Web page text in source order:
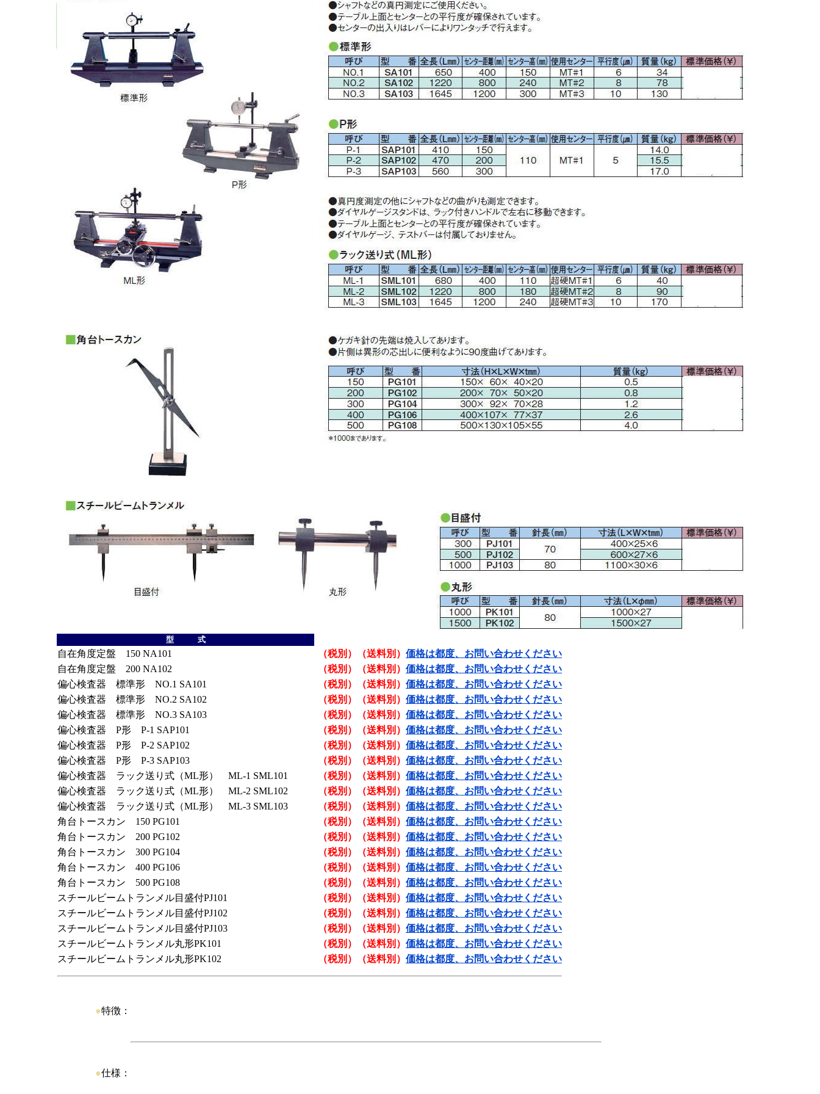
型 式
自在角度定盤 150 NA101 （税別）（送料別） 価格は都度、お問い合わせください
自在角度定盤 200 NA102
（税別）（送料別） 価格は都度、お問い合わせください
偏心検査器 標準形 NO.1 SA101
（税別）（送料別） 価格は都度、お問い合わせください
偏心検査器 標準形 NO.2 SA102
（税別）（送料別） 価格は都度、お問い合わせください
偏心検査器 標準形 NO.3 SA103
（税別）（送料別） 価格は都度、お問い合わせください
偏心検査器 P形 P-1 SAP101
（税別）（送料別） 価格は都度、お問い合わせください
偏心検査器 P形 P-2 SAP102
（税別）（送料別） 価格は都度、お問い合わせください
偏心検査器 P形 P-3 SAP103
（税別）（送料別） 価格は都度、お問い合わせください
偏心検査器 ラック送り式（ML形） ML-1 SML101
（税別）（送料別） 価格は都度、お問い合わせください
偏心検査器 ラック送り式（ML形） ML-2 SML102
（税別）（送料別） 価格は都度、お問い合わせください
偏心検査器 ラック送り式（ML形） ML-3 SML103
（税別）（送料別） 価格は都度、お問い合わせください
角台トースカン 150 PG101
（税別）（送料別） 価格は都度、お問い合わせください
角台トースカン 200 PG102
（税別）（送料別） 価格は都度、お問い合わせください
角台トースカン 300 PG104
（税別）（送料別） 価格は都度、お問い合わせください
角台トースカン 400 PG106
（税別）（送料別） 価格は都度、お問い合わせください
角台トースカン 500 PG108
（税別）（送料別） 価格は都度、お問い合わせください
スチールビームトランメル目盛付PJ101
（税別）（送料別） 価格は都度、お問い合わせください
スチールビームトランメル目盛付PJ102
（税別）（送料別） 価格は都度、お問い合わせください
スチールビームトランメル目盛付PJ103
（税別）（送料別） 価格は都度、お問い合わせください
スチールビームトランメル丸形PK101
（税別）（送料別） 価格は都度、お問い合わせください
スチールビームトランメル丸形PK102
（税別）（送料別） 価格は都度、お問い合わせください
●特徴：
●仕様：